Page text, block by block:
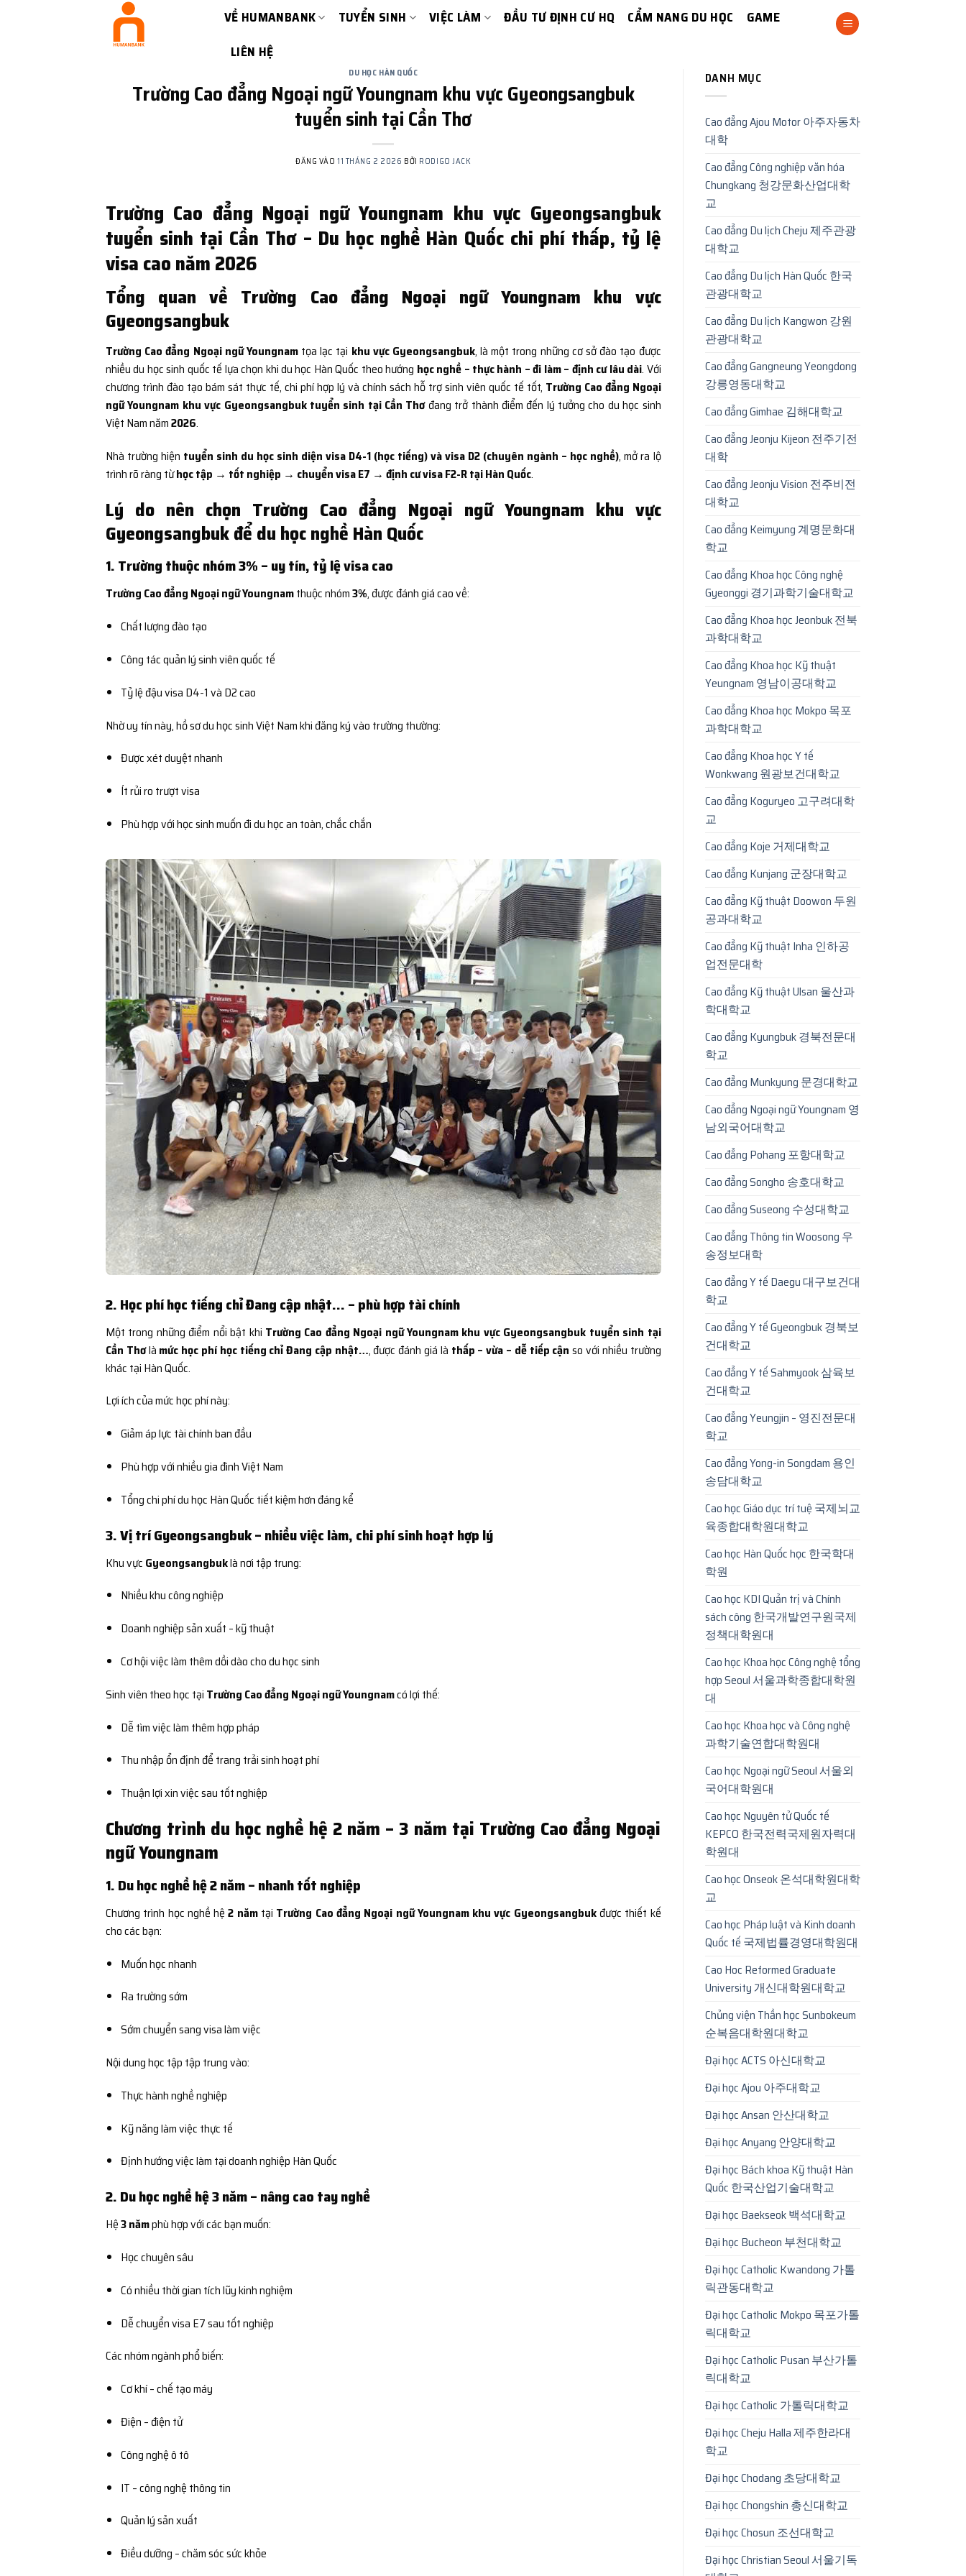
VỀ HUMANBANK TUYỂN SINH VIỆC LÀM ĐẦU TƯ ĐỊNH CƯ HQ CẨM NANG DU HỌC
GAME
LIÊN HỆ
DU HỌC HÀN QUỐC
Trường Cao đẳng Ngoại ngữ Youngnam khu vực Gyeongsangbuk
tuyển sinh tại Cần Thơ
ĐĂNG VÀO11 THÁNG 2 2026 BỞI RODIGO JACK
Trường Cao đẳng Ngoại ngữ Youngnam khu vực Gyeongsangbuk
tuyển sinh tại Cần Thơ – Du học nghề Hàn Quốc chi phí thấp, tỷ lệ
visa cao năm 2026
Tổng quan về Trường Cao đẳng Ngoại ngữ Youngnam khu vực
Gyeongsangbuk
Trường Cao đẳng Ngoại ngữ Youngnamtọa lạc tại khu vực Gyeongsangbuk, là một trong những cơ sở đào tạo được
nhiều du học sinh quốc tế lựa chọn khi du học Hàn Quốc theo hướng học nghề – thực hành – đi làm – định cư lâu dài. Với
chương trình đào tạo bám sát thực tế, chi phí hợp lý và chính sách hỗ trợ sinh viên quốc tế tốt, Trường Cao đẳng Ngoại
ngữ Youngnam khu vực Gyeongsangbuk tuyển sinh tại Cần Thơđang trở thành điểm đến lý tưởng cho du học sinh
Việt Nam năm2026.
Nhà trường hiện tuyển sinh du học sinh diện visa D4-1 (học tiếng) và visa D2 (chuyên ngành – học nghề), mở ra lộ
trình rõ ràng từhọc tập → tốt nghiệp → chuyển visa E7 → định cư visa F2-R tại Hàn Quốc.
Lý do nên chọn Trường Cao đẳng Ngoại ngữ Youngnam khu vực
Gyeongsangbuk để du học nghề Hàn Quốc
1. Trường thuộc nhóm 3% – uy tín, tỷ lệ visa cao
Trường Cao đẳng Ngoại ngữ Youngnamthuộc nhóm3%, được đánh giá cao về:
Chất lượng đào tạo
Công tác quản lý sinh viên quốc tế
Tỷ lệ đậu visa D4-1 và D2 cao
Nhờ uy tín này, hồ sơ du học sinh Việt Nam khi đăng ký vào trường thường:
Được xét duyệt nhanh
Ít rủi ro trượt visa
Phù hợp với học sinh muốn đi du học an toàn, chắc chắn
2. Học phí học tiếng chỉ Đang cập nhật… – phù hợp tài chính
Một trong những điểm nổi bật khi Trường Cao đẳng Ngoại ngữ Youngnam khu vực Gyeongsangbuk tuyển sinh tại
Cần Thơlà mức học phí học tiếng chỉ Đang cập nhật…, được đánh giá là thấp – vừa – dễ tiếp cận so với nhiều trường
khác tại Hàn Quốc.
Lợi ích của mức học phí này:
Giảm áp lực tài chính ban đầu
Phù hợp với nhiều gia đình Việt Nam
Tổng chi phí du học Hàn Quốc tiết kiệm hơn đáng kể
3. Vị trí Gyeongsangbuk – nhiều việc làm, chi phí sinh hoạt hợp lý
Khu vực Gyeongsangbuklà nơi tập trung:
Nhiều khu công nghiệp
Doanh nghiệp sản xuất – kỹ thuật
Cơ hội việc làm thêm dồi dào cho du học sinh
Sinh viên theo học tại Trường Cao đẳng Ngoại ngữ Youngnamcó lợi thế:
Dễ tìm việc làm thêm hợp pháp
Thu nhập ổn định để trang trải sinh hoạt phí
Thuận lợi xin việc sau tốt nghiệp
Chương trình du học nghề hệ 2 năm – 3 năm tại Trường Cao đẳng Ngoại
ngữ Youngnam
1. Du học nghề hệ 2 năm – nhanh tốt nghiệp
Chương trình học nghề hệ2 nămtại Trường Cao đẳng Ngoại ngữ Youngnam khu vực Gyeongsangbukđược thiết kế
cho các bạn:
Muốn học nhanh
Ra trường sớm
Sớm chuyển sang visa làm việc
Nội dung học tập tập trung vào:
Thực hành nghề nghiệp
Kỹ năng làm việc thực tế
Định hướng việc làm tại doanh nghiệp Hàn Quốc
2. Du học nghề hệ 3 năm – nâng cao tay nghề
Hệ3 nămphù hợp với các bạn muốn:
Học chuyên sâu
Có nhiều thời gian tích lũy kinh nghiệm
Dễ chuyển visa E7 sau tốt nghiệp
Các nhóm ngành phổ biến:
Cơ khí – chế tạo máy
Điện – điện tử
Công nghệ ô tô
IT – công nghệ thông tin
Quản lý sản xuất
Điều dưỡng – chăm sóc sức khỏe
DANH MỤC
Cao đẳng Ajou Motor 아주자동차
대학
Cao đẳng Công nghiệp văn hóa
Chungkang 청강문화산업대학
교
Cao đẳng Du lịch Cheju 제주관광
대학교
Cao đẳng Du lịch Hàn Quốc 한국
관광대학교
Cao đẳng Du lịch Kangwon 강원
관광대학교
Cao đẳng Gangneung Yeongdong
강릉영동대학교
Cao đẳng Gimhae 김해대학교
Cao đẳng Jeonju Kijeon 전주기전
대학
Cao đẳng Jeonju Vision 전주비전
대학교
Cao đẳng Keimyung 계명문화대
학교
Cao đẳng Khoa học Công nghệ
Gyeonggi 경기과학기술대학교
Cao đẳng Khoa học Jeonbuk 전북
과학대학교
Cao đẳng Khoa học Kỹ thuật
Yeungnam 영남이공대학교
Cao đẳng Khoa học Mokpo 목포
과학대학교
Cao đẳng Khoa học Y tế
Wonkwang 원광보건대학교
Cao đẳng Koguryeo 고구려대학
교
Cao đẳng Koje 거제대학교
Cao đẳng Kunjang 군장대학교
Cao đẳng Kỹ thuật Doowon 두원
공과대학교
Cao đẳng Kỹ thuật Inha 인하공
업전문대학
Cao đẳng Kỹ thuật Ulsan 울산과
학대학교
Cao đẳng Kyungbuk 경북전문대
학교
Cao đẳng Munkyung 문경대학교
Cao đẳng Ngoại ngữ Youngnam 영
남외국어대학교
Cao đẳng Pohang 포항대학교
Cao đẳng Songho 송호대학교
Cao đẳng Suseong 수성대학교
Cao đẳng Thông tin Woosong 우
송정보대학
Cao đẳng Y tế Daegu 대구보건대
학교
Cao đẳng Y tế Gyeongbuk 경북보
건대학교
Cao đẳng Y tế Sahmyook 삼육보
건대학교
Cao đẳng Yeungjin – 영진전문대
학교
Cao đẳng Yong-in Songdam 용인
송담대학교
Cao học Giáo dục trí tuệ 국제뇌교
육종합대학원대학교
Cao học Hàn Quốc học 한국학대
학원
Cao học KDI Quản trị và Chính
sách công 한국개발연구원국제
정책대학원대
Cao học Khoa học Công nghệ tổng
hợp Seoul 서울과학종합대학원
대
Cao học Khoa học và Công nghệ
과학기술연합대학원대
Cao học Ngoại ngữ Seoul 서울외
국어대학원대
Cao học Nguyên tử Quốc tế
KEPCO 한국전력국제원자력대
학원대
Cao học Onseok 온석대학원대학
교
Cao học Pháp luật và Kinh doanh
Quốc tế 국제법률경영대학원대
Cao Hoc Reformed Graduate
University 개신대학원대학교
Chủng viện Thần học Sunbokeum
순복음대학원대학교
Đại học ACTS 아신대학교
Đại học Ajou 아주대학교
Đại học Ansan 안산대학교
Đại học Anyang 안양대학교
Đại học Bách khoa Kỹ thuật Hàn
Quốc 한국산업기술대학교
Đại học Baekseok 백석대학교
Đại học Bucheon 부천대학교
Đại học Catholic Kwandong 가톨
릭관동대학교
Đại học Catholic Mokpo 목포가톨
릭대학교
Đại học Catholic Pusan 부산가톨
릭대학교
Đại học Catholic 가톨릭대학교
Đại học Cheju Halla 제주한라대
학교
Đại học Chodang 초당대학교
Đại học Chongshin 총신대학교
Đại học Chosun 조선대학교
Đại học Christian Seoul 서울기독